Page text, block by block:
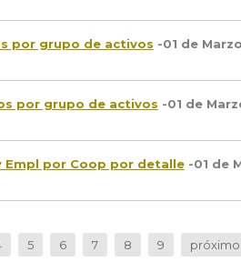
por grupo de activos -01 de
por grupo de activos -01 de
Empl por Coop por detalle-01 de
5 6 7 8 9 próximo